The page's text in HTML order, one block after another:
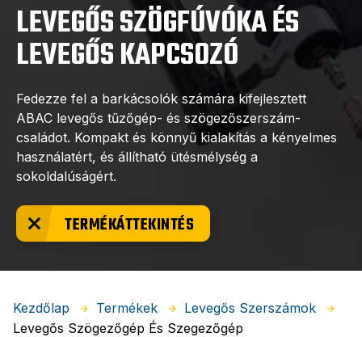
LEVEGŐS SZÖGFÚVÓKA ÉS
LEVEGŐS KAPCSOZÓ
Fedezze fel a barkácsolók számára kifejlesztett
ABAC levegős tűzőgép- és szögezőszerszám-
családot. Kompakt és könnyű kialakítás a kényelmes
használatért, és állítható ütésmélység a
sokoldalúságért.
TERMÉKÁTTEKINTÉS
Kezdőlap Termékek
Levegős Szerszámok
Levegős Szögezőgép És Szegezőgép